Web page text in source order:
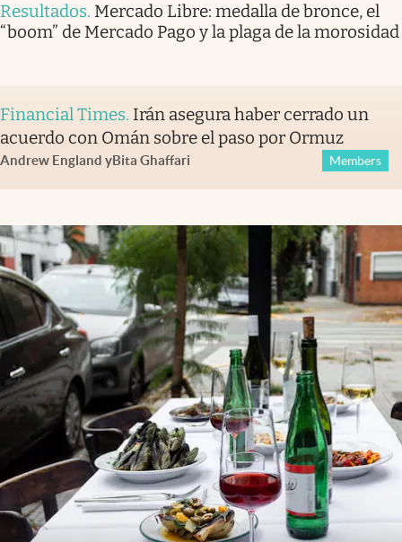
Resultados. Mercado Libre: medalla de bronce, el
“boom” de Mercado Pago y la plaga de la morosidad
Financial Times. Irán asegura haber cerrado un
acuerdo con Omán sobre el paso por Ormuz
Andrew England yBita Ghaffari Members